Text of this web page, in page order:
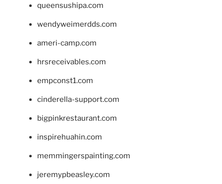
queensushipa.com
wendyweimerdds.com
ameri-camp.com
hrsreceivables.com
empconst1.com
cinderella-support.com
bigpinkrestaurant.com
inspirehuahin.com
memmingerspainting.com
jeremypbeasley.com